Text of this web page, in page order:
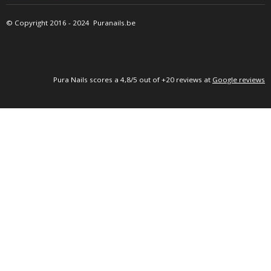
C
E
B
S
T
A
A
T
S
© Copyright 2016 - 2024 Puranails.be
Pura Nails scores a 4,8/5 out of +20 reviews at Google reviews